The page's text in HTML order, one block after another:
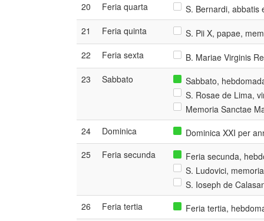
20
Feria quarta
S. Bernardi, abbatis
21
Feria quinta
S. Pii X, papae,
22
Feria sexta
B. Mariae Virginis
23
Sabbato
Sabbato,
S. Rosae de Lima,
Memoria Sanctae
24
Dominica
Dominica XXI per
25
Feria secunda
Feria secunda,
S. Ludovici,
S. Ioseph de
26
Feria tertia
Feria tertia,